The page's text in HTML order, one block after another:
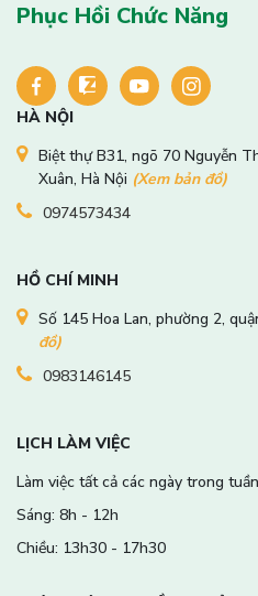
Phục Hồi Chức Năng
HÀ NỘI
Biệt thự B31, ngõ 70 Nguyễn
Xuân, Hà Nội (Xem bản đồ)
0974573434
HỒ CHÍ MINH
Số 145 Hoa Lan, phường 2,
đồ)
0983146145
LỊCH LÀM VIỆC
Làm việc tất cả các ngày trong tuần
Sáng: 8h - 12h
Chiều: 13h30 - 17h30